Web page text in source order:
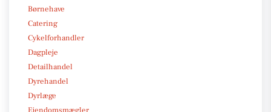
Børnehave
Catering
Cykelforhandler
Dagpleje
Detailhandel
Dyrehandel
Dyrlæge